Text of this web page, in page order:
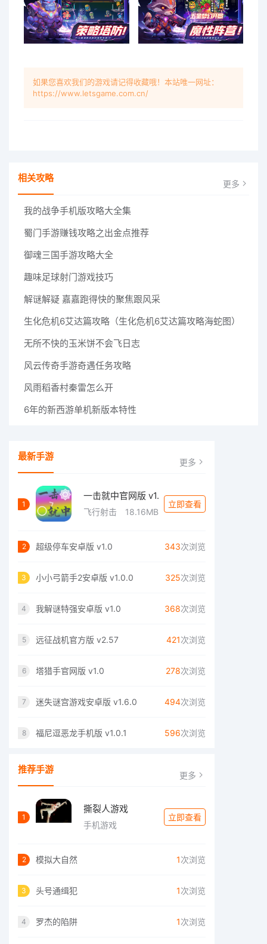
如果您喜欢我们的游戏请记得收藏哦！本站唯一网址：
https://www.letsgame.com.cn/
相关攻略 更多
我的战争手机版攻略大全集
蜀门手游赚钱攻略之出金点推荐
御魂三国手游攻略大全
趣味足球射门游戏技巧
解谜解疑 嘉嘉跑得快的聚焦跟风采
生化危机6艾达篇攻略（生化危机6艾达篇攻略海蛇图）
无所不快的玉米饼不会飞日志
风云传奇手游奇遇任务攻略
风雨稻香村秦雷怎么开
6年的新西游单机新版本特性
最新手游 更多
1
一击就中官网版 v1.
飞行射击 18.16MB
立即查看
2 超级停车安卓版 v1.0 343次浏览
3 小小弓箭手2安卓版 v1.0.0 325次浏览
4 我解谜特强安卓版 v1.0 368次浏览
5 远征战机官方版 v2.57 421次浏览
6 塔猎手官网版 v1.0 278次浏览
7 迷失谜宫游戏安卓版 v1.6.0 494次浏览
8 福尼逗恶龙手机版 v1.0.1 596次浏览
推荐手游 更多
1
撕裂人游戏
手机游戏
立即查看
2 模拟大自然 1次浏览
3 头号通缉犯 1次浏览
4 罗杰的陷阱 1次浏览